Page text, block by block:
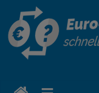
euro-